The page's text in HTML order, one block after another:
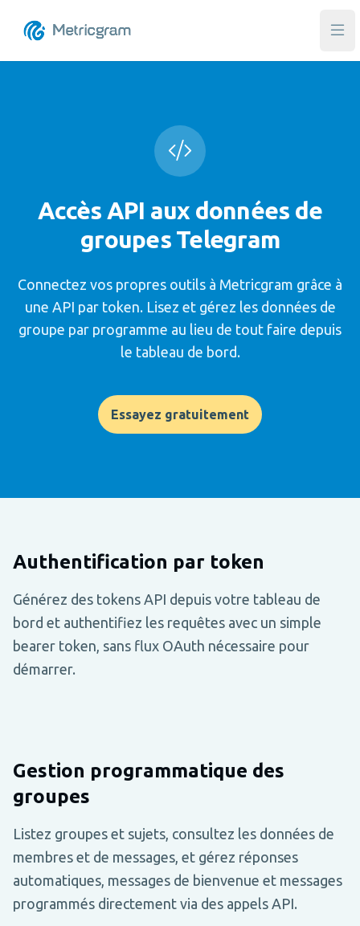
Accès API aux données de
groupes Telegram
Connectez vos propres outils à Metricgram grâce à
une API par token. Lisez et gérez les données de
groupe par programme au lieu de tout faire depuis
le tableau de bord.
Essayez gratuitement
Authentification par token
Générez des tokens API depuis votre tableau de
bord et authentifiez les requêtes avec un simple
bearer token, sans flux OAuth nécessaire pour
démarrer.
Gestion programmatique des
groupes
Listez groupes et sujets, consultez les données de
membres et de messages, et gérez réponses
automatiques, messages de bienvenue et messages
programmés directement via des appels API.